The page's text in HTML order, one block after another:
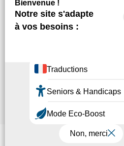
S’abonner à la
© Pechabou 2022 | Tous droits